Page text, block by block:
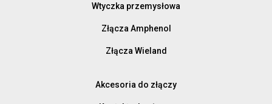
Wtyczka przemysłowa
Złącza Amphenol
Złącza Wieland
Akcesoria do złączy